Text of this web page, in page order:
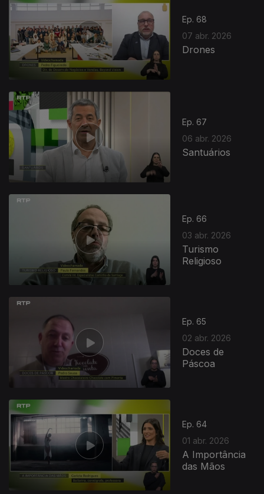
Ep. 68
07 abr. 2026
Drones
Ep. 67
06 abr. 2026
Santuários
Ep. 66
03 abr. 2026
Turismo
Religioso
Ep. 65
02 abr. 2026
Doces de
Páscoa
Ep. 64
01 abr. 2026
A Importância
das Mãos